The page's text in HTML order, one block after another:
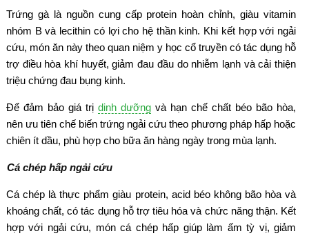
Trứng gà là nguồn cung cấp protein hoàn chỉnh, giàu vitamin
nhóm B và lecithin có lợi cho hệ thần kinh. Khi kết hợp với ngải
cứu, món ăn này theo quan niệm y học cổ truyền có tác dụng hỗ
trợ điều hòa khí huyết, giảm đau đầu do nhiễm lạnh và cải thiện
triệu chứng đau bụng kinh.
Để đảm bảo giá trị dinh dưỡng và hạn chế chất béo bão hòa,
nên ưu tiên chế biến trứng ngải cứu theo phương pháp hấp hoặc
chiên ít dầu, phù hợp cho bữa ăn hàng ngày trong mùa lạnh.
Cá chép hấp ngải cứu
Cá chép là thực phẩm giàu protein, acid béo không bão hòa và
khoáng chất, có tác dụng hỗ trợ tiêu hóa và chức năng thận. Kết
hợp với ngải cứu, món cá chép hấp giúp làm ấm tỳ vị, giảm